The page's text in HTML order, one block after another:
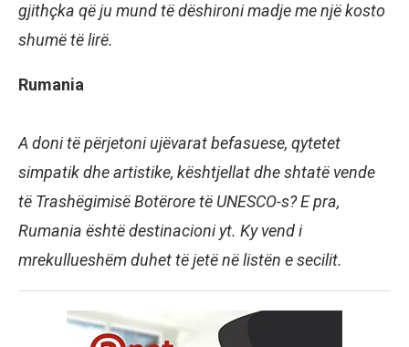
gjithçka që ju mund të dëshironi madje me një kosto
shumë të lirë.
Rumania
A doni të përjetoni ujëvarat befasuese, qytetet
simpatik dhe artistike, kështjellat dhe shtatë vende
të Trashëgimisë Botërore të UNESCO-s? E pra,
Rumania është destinacioni yt. Ky vend i
mrekullueshëm duhet të jetë në listën e secilit.